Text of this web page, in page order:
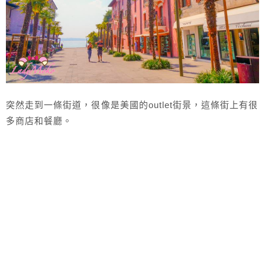
突然走到一條街道，很像是美國的outlet街景，這條街上有很
多商店和餐廳。